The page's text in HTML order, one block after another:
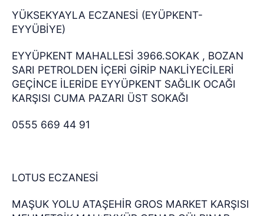
YÜKSEKYAYLA ECZANESİ (EYÜPKENT-
EYYÜBİYE)
EYYÜPKENT MAHALLESİ 3966.SOKAK , BOZAN
SARI PETROLDEN İÇERİ GİRİP NAKLİYECİLERİ
GEÇİNCE İLERİDE EYYÜPKENT SAĞLIK OCAĞI
KARŞISI CUMA PAZARI ÜST SOKAĞI
0555 669 44 91
LOTUS ECZANESİ
MAŞUK YOLU ATAŞEHİR GROS MARKET KARŞISI